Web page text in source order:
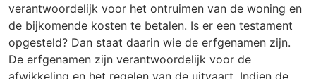
verantwoordelijk voor het ontruimen van de woning en
de bijkomende kosten te betalen. Is er een testament
opgesteld? Dan staat daarin wie de erfgenamen zijn.
De erfgenamen zijn verantwoordelijk voor de
afwikkeling en het regelen van de uitvaart. Indien de